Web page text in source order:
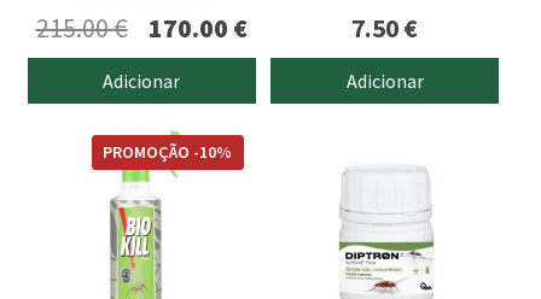
215.00€
preço
original
era:
215.00 €.
170.00 €O
preço
atual
170.00 €.
Adicionar
7.50€
Adicionar
PROMOÇÃO -10%